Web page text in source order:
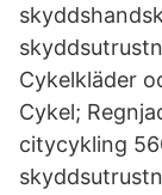
Cykelkläder
Cykel;
citycykling